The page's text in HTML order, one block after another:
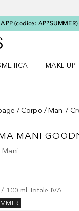
(codice: APPSUMMER)
A Douglas Home
MAKE UP
Corpo Mani
MANI
Mani
/ 100 ml Totale IVA